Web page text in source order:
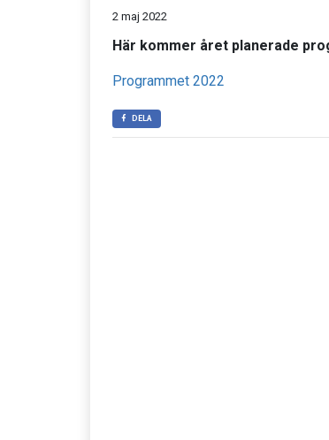
2 maj 2022
Här kommer året planerade
Programmet 2022
DELA